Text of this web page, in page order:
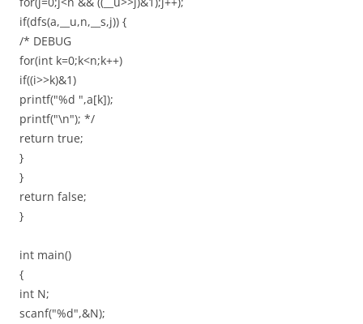
if(dfs(a,__u,n,__s,j)) {
/* DEBUG
for(int k=0;k<n;k++)
if((i>>k)&1)
printf("%d ",a[k]);
printf("\n"); */
return true;
}
}
return false;
}
int main()
{
int N;
scanf("%d",&N);